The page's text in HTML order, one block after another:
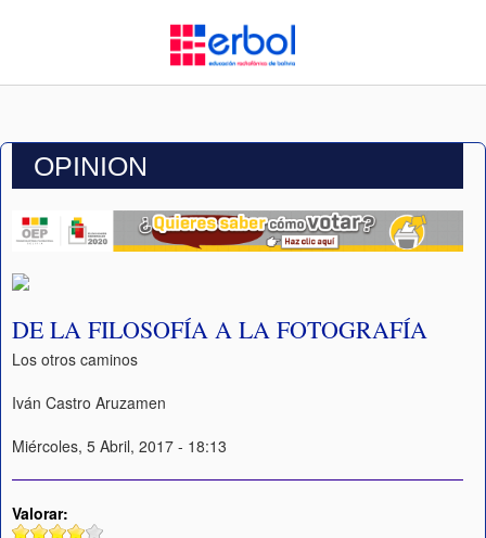
OPINION
DE LA FILOSOFÍA A LA FOTOGRAFÍA
Los otros caminos
Iván Castro Aruzamen
Miércoles, 5 Abril, 2017 - 18:13
Valorar: